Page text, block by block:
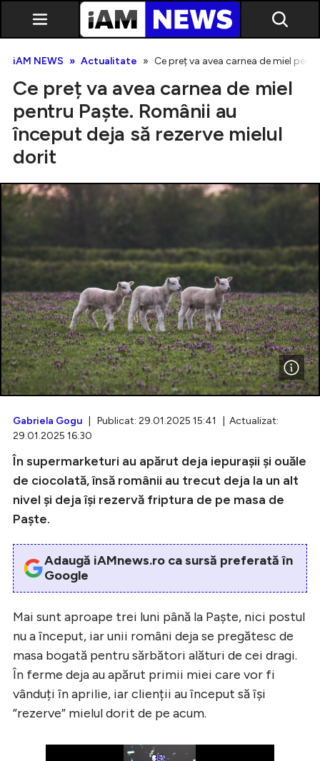
Intră în cont
Creează cont
iAM NEWS Actualitate Ce preț va avea carnea de miel
Ce preț va avea carnea de miel
pentru Paște. Românii au
început deja să rezerve mielul
dorit
Gabriela Gogu | Publicat: 29.01.2025 15:41 | Actualizat:
29.01.2025 16:30
În supermarketuri au apărut deja iepurașii și ouăle
de ciocolată, însă românii au trecut deja la un alt
nivel și deja își rezervă friptura de pe masa de
Paște.
Adaugă iAMnews.ro ca sursă preferată în
Google
Mai sunt aproape trei luni până la Paște, nici postul
nu a început, iar unii români deja se pregătesc de
masa bogată pentru sărbători alături de cei dragi.
În ferme deja au apărut primii miei care vor fi
vânduți în aprilie, iar clienții au început să își
”rezerve” mielul dorit de pe acum.